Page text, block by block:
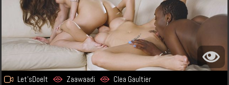
Let'sDoeIt Zaawaadi Clea Gaultier